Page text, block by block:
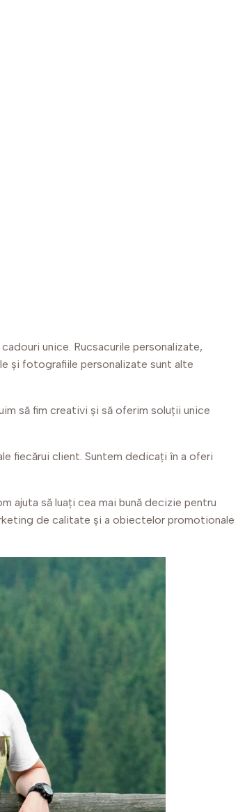
unice. Rucsacurile personalizate,
și fotografiile personalizate sunt alte
să fim creativi și să oferim soluții unice
fiecărui client. Suntem dedicați în a oferi
ajuta să luați cea mai bună decizie pentru
de calitate și a obiectelor promotionale